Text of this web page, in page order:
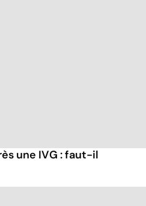
une IVG : faut-il